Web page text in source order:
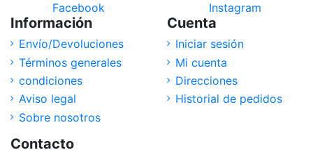
Facebook Instagram
Información
Envío/Devoluciones
Términos generales
condiciones
Aviso legal
Sobre nosotros
Cuenta
Iniciar sesión
Mi cuenta
Direcciones
Historial de pedidos
Contacto